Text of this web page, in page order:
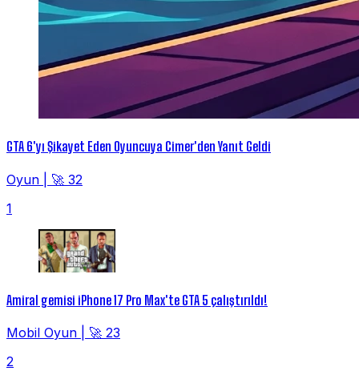
GTA 6'yı Şikayet Eden Oyuncuya Cimer'den Yanıt Geldi
Oyun
🚀 32
1
Amiral gemisi iPhone 17 Pro Max'te GTA 5 çalıştırıldı!
Mobil Oyun
🚀 23
2